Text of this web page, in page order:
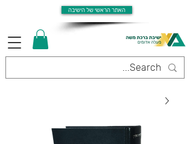
האתר הראשי של הישיבה